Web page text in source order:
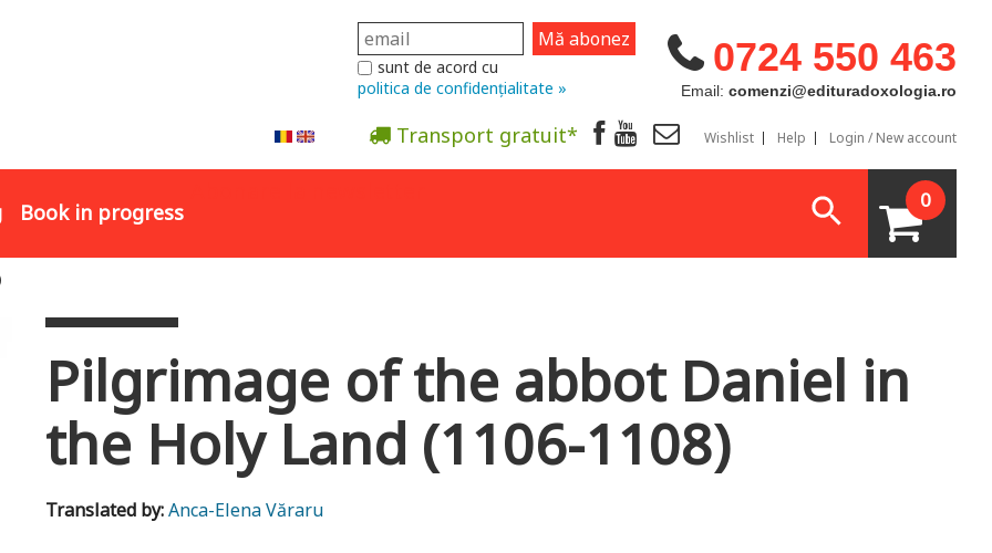
0724 550 463
Email: comenzi@edituradoxologia.ro
sunt de acord cu
politica de confidențialitate »
Transport gratuit* Wishlist Help Login / New account
Book in progress 0
Pilgrimage of the abbot Daniel in
the Holy Land (1106-1108)
Translated by:Anca-Elena Văraru